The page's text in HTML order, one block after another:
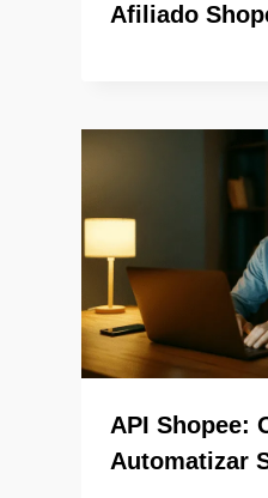
Afiliado
API Shopee:
Automatizar